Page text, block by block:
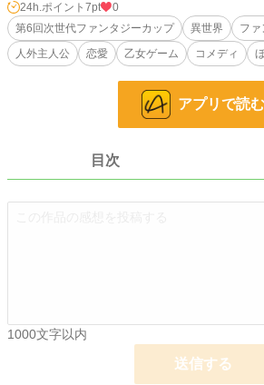
徹夜明けのテンションで〈愛犬ゲティ〉を選択する
しまう健。
目が覚めるとゲーム世界の中で、ルミリアの愛犬ゲ
推しの恋を実らせるために、愛犬の姿で異世界を奮
ファンタジー 5,857 位 / 53,274 件
初回公開日時 2026.04.04 11:03
24h.ポイント 7pt
0
第6回次世代ファンタジーカップ
異世界 ファ
人外主人公
恋愛 乙女ゲーム コメディ
アプリで読む
目次
1000文字以内
送信する